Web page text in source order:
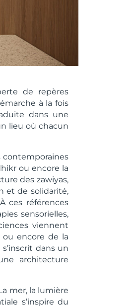
de repères
à la fois
dans une
lieu où chacun
ou encore la
des zawiyas,
et de solidarité,
ces références
sensorielles,
viennent
encore de la
dans un
architecture
mer, la lumière
s’inspire du